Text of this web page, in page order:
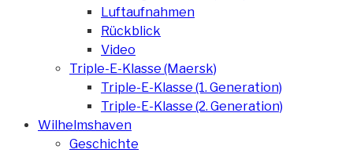
Luftaufnahmen
Rückblick
Video
Triple-E-Klasse (Maersk)
Triple-E-Klasse (1. Generation)
Triple-E-Klasse (2. Generation)
Wilhelmshaven
Geschichte